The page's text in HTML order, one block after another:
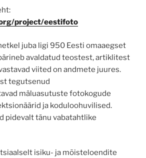
project/eestifoto
juba ligi 950 Eesti omaaegset
avaldatud teostest, artiklitest
viited on andmete juures.
tegutsenud
mäluasutuste fotokogude
ja koduloohuvilised.
pidevalt tänu vabatahtlike
isiku- ja mõisteloendite